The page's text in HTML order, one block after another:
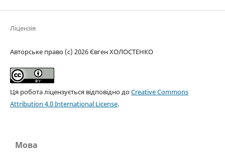
Ліцензія
Авторське право (c) 2026 Євген ХОЛОСТЕНКО
Ця робота ліцензується відповідно доCreative Commons
Attribution 4.0 International License.
Мова